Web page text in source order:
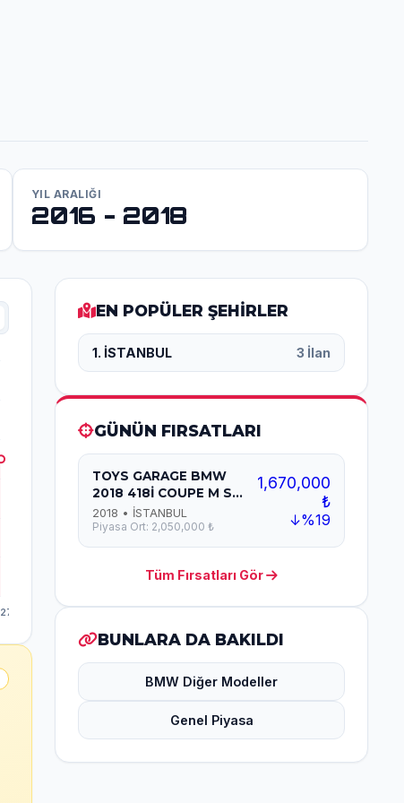
YIL ARALIĞI
2016 - 2018
EN POPÜLER ŞEHİRLER
1. İSTANBUL 3 İlan
GÜNÜN FIRSATLARI
TOYS GARAGE BMW
2018 418İ COUPE M S...
2018 • İSTANBUL
Piyasa Ort: 2,050,000 ₺
1,670,000
₺
↓%19
Tüm Fırsatları Gör
BUNLARA DA BAKILDI
BMW Diğer Modeller
Genel Piyasa